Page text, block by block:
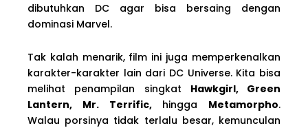
dibutuhkan DC agar bisa bersaing dengan
dominasi Marvel.
Tak kalah menarik, film ini juga memperkenalkan
karakter-karakter lain dari DC Universe. Kita bisa
melihat penampilan singkat Hawkgirl, Green
Lantern, Mr. Terrific,hingga Metamorpho.
Walau porsinya tidak terlalu besar, kemunculan